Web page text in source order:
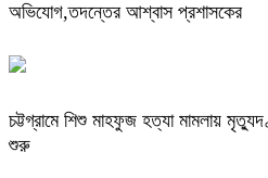
অভিযোগ,তদন্তের আশ্বাস প্রশাসকের
চট্টগ্রামে শিশু মাহফুজ হত্যা মামলায়
শুরু